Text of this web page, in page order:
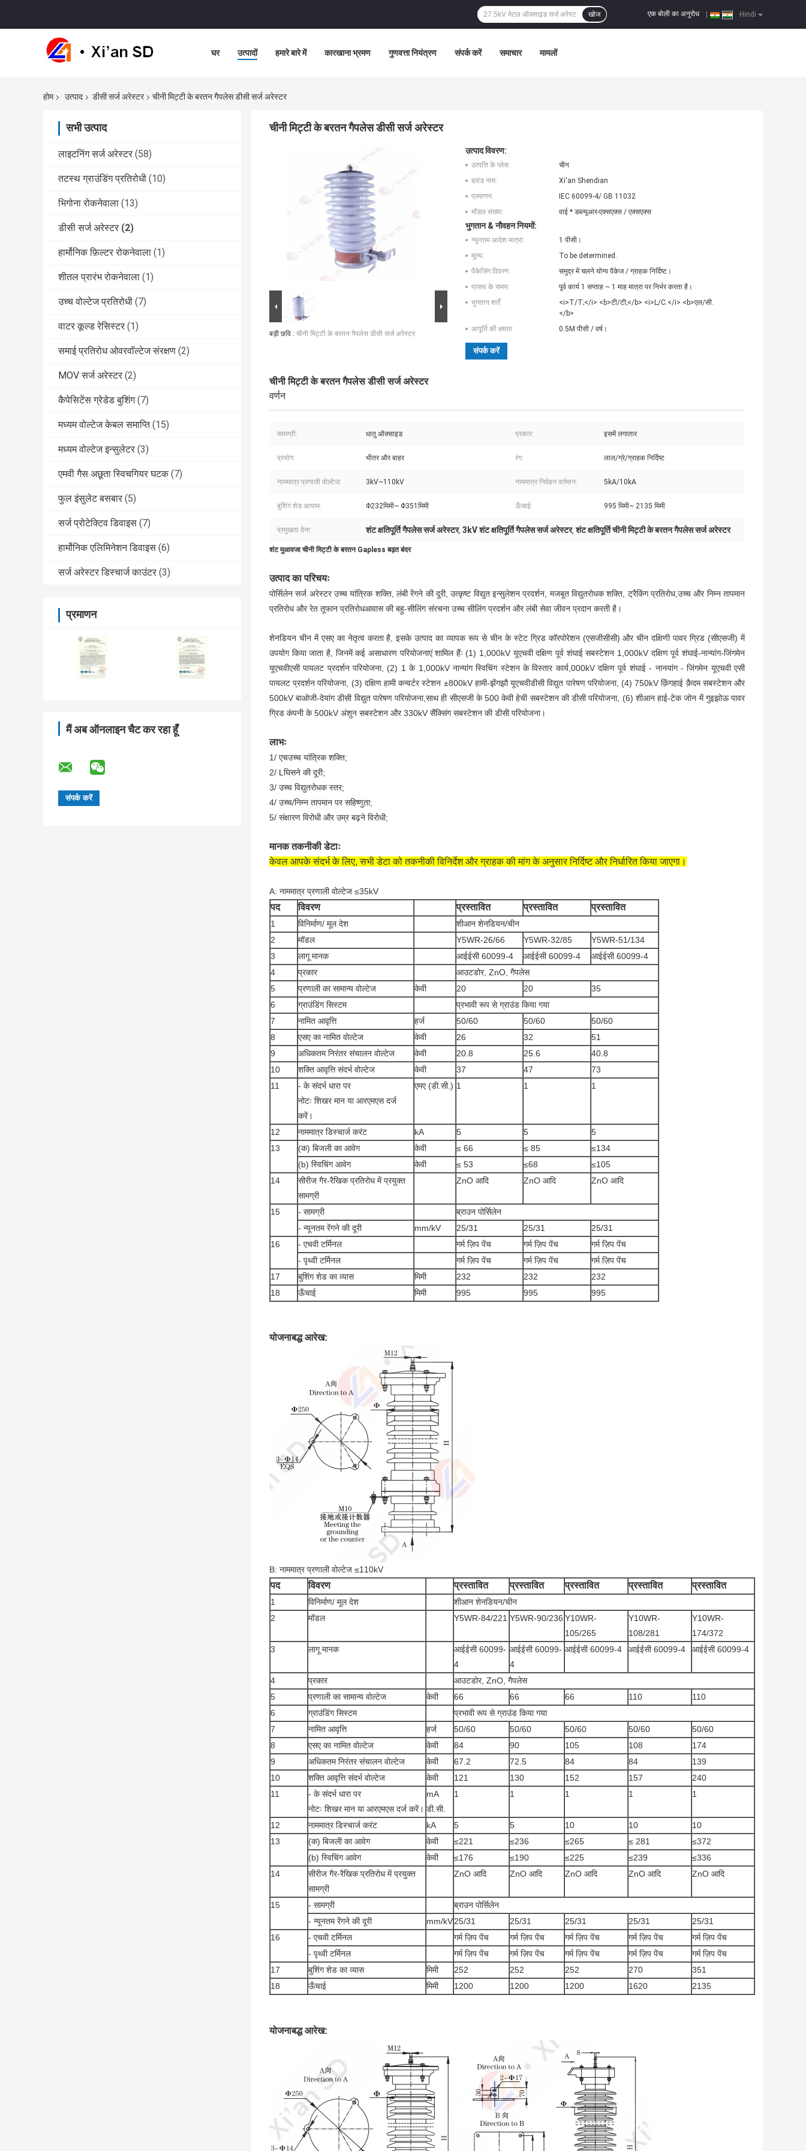
Hindi
एक बोली का अनुरोध
खोज
घर उत्पादों हमारे बारे में कारखाना भ्रमण गुणवत्ता नियंत्रण संपर्क करें समाचार मामलों
होम उत्पाद डीसी सर्ज अरेस्टर चीनी मिट्टी के बरतन गैपलेस डीसी सर्ज अरेस्टर
सभी उत्पाद
लाइटनिंग सर्ज अरेस्टर (58)
तटस्थ ग्राउंडिंग प्रतिरोधी (10)
भिगोना रोकनेवाला (13)
डीसी सर्ज अरेस्टर (2)
हार्मोनिक फ़िल्टर रोकनेवाला (1)
शीतल प्रारंभ रोकनेवाला (1)
उच्च वोल्टेज प्रतिरोधी (7)
वाटर कूल्ड रेसिस्टर (1)
समाई प्रतिरोध ओवरवॉल्टेज संरक्षण (2)
MOV सर्ज अरेस्टर (2)
कैपेसिटेंस ग्रेडेड बुशिंग (7)
मध्यम वोल्टेज केबल समाप्ति (15)
मध्यम वोल्टेज इन्सुलेटर (3)
एमवी गैस अछूता स्विचगियर घटक (7)
फुल इंसुलेट बसबार (5)
सर्ज प्रोटेक्टिव डिवाइस (7)
हार्मोनिक एलिमिनेशन डिवाइस (6)
सर्ज अरेस्टर डिस्चार्ज काउंटर (3)
प्रमाणन
मैं अब ऑनलाइन चैट कर रहा हूँ
चीनी मिट्टी के बरतन गैपलेस डीसी सर्ज अरेस्टर
बड़ी छवि : चीनी मिट्टी के बरतन गैपलेस डीसी सर्ज अरेस्टर
उत्पाद विवरण:
उत्पत्ति के प्लेस:
चीन
ब्रांड नाम:
Xi'an Shendian
प्रमाणन:
IEC 60099-4/ GB 11032
मॉडल संख्या:
वाई * डब्ल्यूआर-एक्सएक्स / एक्सएक्स
भुगतान & नौवहन नियमों:
न्यूनतम आदेश मात्रा:
1 पीसी।
मूल्य:
To be determined.
पैकेजिंग विवरण:
समुद्र में चलने योग्य पैकेज / ग्राहक निर्दिष्ट।
प्रसव के समय:
पूर्व कार्य 1 सप्ताह ~ 1 माह मात्रा पर निर्भर करता है।
भुगतान शर्तें:
<i>T/T;</i> <b>टी/टी;</b> <i>L/C.</i> <b>एल/सी.
</b>
आपूर्ति की क्षमता:
0.5M पीसी / वर्ष।
संपर्क करें
चीनी मिट्टी के बरतन गैपलेस डीसी सर्ज अरेस्टर
वर्णन
सामग्री: धातु ऑक्साइड प्रकार: इसमें लगातार
प्रयोग: भीतर और बाहर रंग: लाल/ग्रे/ग्राहक निर्दिष्ट
नाममात्र प्रणाली वोल्टेज: 3kV~110kV नाममात्र निर्वहन वर्तमान: 5kA/10kA
बुशिंग शेड आयाम: Φ232मिमी~ Φ351मिमी ऊँचाई: 995 मिमी~ 2135 मिमी
प्रमुखता देना: शंट क्षतिपूर्ति गैपलेस सर्ज अरेस्टर, 3kV शंट क्षतिपूर्ति गैपलेस सर्ज अरेस्टर,शंट क्षतिपूर्ति चीनी मिट्टी के बरतन गैपलेस सर्ज अरेस्टर
शंट मुआवजा चीनी मिट्टी के बरतन Gapless बढ़त बंदर
उत्पाद का परिचयः
पोर्सिलेन सर्ज अरेस्टर उच्च यांत्रिक शक्ति, लंबी रेंगने की दूरी, उत्कृष्ट विद्युत इन्सुलेशन प्रदर्शन, मजबूत विद्युतरोधक शक्ति, ट्रैकिंग प्रतिरोध,उच्च और निम्न तापमान
प्रतिरोध और रेत तूफान प्रतिरोधआवास की बहु-सीलिंग संरचना उच्च सीलिंग प्रदर्शन और लंबी सेवा जीवन प्रदान करती है।
शेनडियन चीन में एसए का नेतृत्व करता है, इसके उत्पाद का व्यापक रूप से चीन के स्टेट ग्रिड कॉरपोरेशन (एसजीसीसी) और चीन दक्षिणी पावर ग्रिड (सीएसजी) में
उपयोग किया जाता है, जिनमें कई असाधारण परियोजनाएं शामिल हैंः (1) 1,000kV यूएचवी दक्षिण पूर्व शंघाई सबस्टेशन 1,000kV दक्षिण पूर्व शंघाई-नान्यांग-जिंगमेन
यूएचवीएसी पायलट प्रदर्शन परियोजना, (2) 1 के 1,000kV नान्यांग स्विचिंग स्टेशन के विस्तार कार्य,000kV दक्षिण पूर्व शंघाई - नानयांग - जिंगमेन यूएचवी एसी
पायलट प्रदर्शन परियोजना, (3) दक्षिण हामी कन्वर्टर स्टेशन ±800kV हामी-झेंगझौ यूएचवीडीसी विद्युत पारेषण परियोजना, (4) 750kV क़िंगहाई क़ैदम सबस्टेशन और
500kV बाओजी-देयांग डीसी विद्युत पारेषण परियोजना,साथ ही सीएसजी के 500 केवी हेची सबस्टेशन की डीसी परियोजना, (6) शीआन हाई-टेक जोन में गुइझोऊ पावर
ग्रिड कंपनी के 500kV अंशुन सबस्टेशन और 330kV सैंक्सिंग सबस्टेशन की डीसी परियोजना।
लाभः
1/ एचउच्च यांत्रिक शक्ति;
2/ Lघिसने की दूरी;
3/ उच्च विद्युतरोधक स्तर;
4/ उच्च/निम्न तापमान पर सहिष्णुता;
5/ संक्षारण विरोधी और उम्र बढ़ने विरोधी;
मानक तकनीकी डेटाः
केवल आपके संदर्भ के लिए, सभी डेटा को तकनीकी विनिर्देश और ग्राहक की मांग के अनुसार निर्दिष्ट और निर्धारित किया जाएगा।
A: नाममात्र प्रणाली वोल्टेज ≤35kV
पद विवरण प्रस्तावित प्रस्तावित प्रस्तावित
1 विनिर्माण/ मूल देश
शीआन शेनडियन/चीन
2
मॉडल Y5WR-26/66 Y5WR-32/85
Y5WR-51/134
3
लागू मानक आईईसी 60099-4 आईईसी 60099-4
आईईसी 60099-4
4
प्रकार
आउटडोर, ZnO, गैपलेस
5
प्रणाली का सामान्य वोल्टेज केवी 20 20
35
6
ग्राउंडिंग सिस्टम
प्रभावी रूप से ग्राउंड किया गया
7
नामित आवृत्ति हर्ज 50/60 50/60
50/60
8
एसए का नामित वोल्टेज केवी 26 32
51
9
अधिकतम निरंतर संचालन वोल्टेज केवी 20.8 25.6
40.8
10
शक्ति आवृत्ति संदर्भ वोल्टेज केवी 37 47
73
11
- के संदर्भ धारा पर
नोटः शिखर मान या आरएमएस दर्ज
करें।
एमए (डी.सी.) 1 1 1
12 नाममात्र डिस्चार्ज करंट kA 5 5
5
13
(क) बिजली का आवेग केवी ≤ 66 ≤ 85
≤134
(b) स्विचिंग आवेग
केवी ≤ 53 ≤68
≤105
14
सीरीज गैर-रैखिक प्रतिरोध में प्रयुक्त
सामग्री
ZnO आदि ZnO आदि ZnO आदि
15 - सामग्री
ब्राउन पोर्सिलेन
- न्यूनतम रेंगने की दूरी
mm/kV 25/31 25/31
25/31
16
- एचवी टर्मिनल गर्म ज़िप पेंच गर्म ज़िप पेंच
गर्म ज़िप पेंच
- पृथ्वी टर्मिनल
गर्म ज़िप पेंच गर्म ज़िप पेंच
गर्म ज़िप पेंच
17
बुशिंग शेड का व्यास मिमी 232 232
232
18
ऊँचाई मिमी 995 995 995
योजनाबद्ध आरेख:
B: नाममात्र प्रणाली वोल्टेज ≤110kV
पद विवरण प्रस्तावित प्रस्तावित प्रस्तावित प्रस्तावित प्रस्तावित
1 विनिर्माण/ मूल देश
शीआन शेनडियन/चीन
2
मॉडल Y5WR-84/221 Y5WR-90/236 Y10WR-
105/265
Y10WR-
108/281
Y10WR-
174/372
3
लागू मानक
आईईसी 60099-
4
आईईसी 60099-
4
आईईसी 60099-4 आईईसी 60099-4 आईईसी 60099-4
4 प्रकार
आउटडोर, ZnO, गैपलेस
5
प्रणाली का सामान्य वोल्टेज केवी 66 66 66 110
110
6
ग्राउंडिंग सिस्टम
प्रभावी रूप से ग्राउंड किया गया
7
नामित आवृत्ति हर्ज 50/60 50/60 50/60 50/60
50/60
8
एसए का नामित वोल्टेज केवी 84 90 105 108
174
9
अधिकतम निरंतर संचालन वोल्टेज केवी 67.2 72.5 84 84
139
10
शक्ति आवृत्ति संदर्भ वोल्टेज केवी 121 130 152 157
240
11
- के संदर्भ धारा पर
नोटः शिखर मान या आरएमएस दर्ज करें।
mA
डी.सी.
1 1 1 1 1
12 नाममात्र डिस्चार्ज करंट kA 5 5 10 10
10
13
(क) बिजली का आवेग केवी ≤221 ≤236 ≤265 ≤ 281
≤372
(b) स्विचिंग आवेग
केवी ≤176 ≤190 ≤225 ≤239
≤336
14
सीरीज गैर-रैखिक प्रतिरोध में प्रयुक्त
सामग्री
ZnO आदि ZnO आदि ZnO आदि ZnO आदि ZnO आदि
15 - सामग्री
ब्राउन पोर्सिलेन
- न्यूनतम रेंगने की दूरी
mm/kV25/31 25/31 25/31 25/31
25/31
16
- एचवी टर्मिनल गर्म ज़िप पेंच गर्म ज़िप पेंच गर्म ज़िप पेंच गर्म ज़िप पेंच
गर्म ज़िप पेंच
- पृथ्वी टर्मिनल
गर्म ज़िप पेंच गर्म ज़िप पेंच गर्म ज़िप पेंच गर्म ज़िप पेंच
गर्म ज़िप पेंच
17
बुशिंग शेड का व्यास मिमी 252 252 252 270
351
18
ऊँचाई मिमी 1200 1200 1200 1620 2135
योजनाबद्ध आरेख: